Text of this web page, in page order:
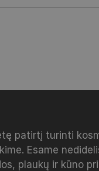
patirtį turinti
Esame
plaukų ir kūno